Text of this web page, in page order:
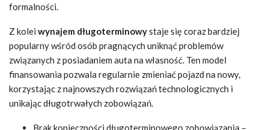
formalności.
Z kolei wynajem długoterminowystaje się coraz bardziej
popularny wśród osób pragnących uniknąć problemów
związanych z posiadaniem auta na własność. Ten model
finansowania pozwala regularnie zmieniać pojazd na nowy,
korzystając z najnowszych rozwiązań technologicznych i
unikając długotrwałych zobowiązań.
Brak konieczności długoterminowego zobowiązania –